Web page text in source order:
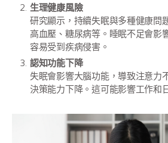
生理健康風險
研究顯示，持續失眠與多種健康問
高血壓、糖尿病等。睡眠不足會影
容易受到疾病侵害。
認知功能下降
失眠會影響大腦功能，導致注意力
決策能力下降。這可能影響工作和